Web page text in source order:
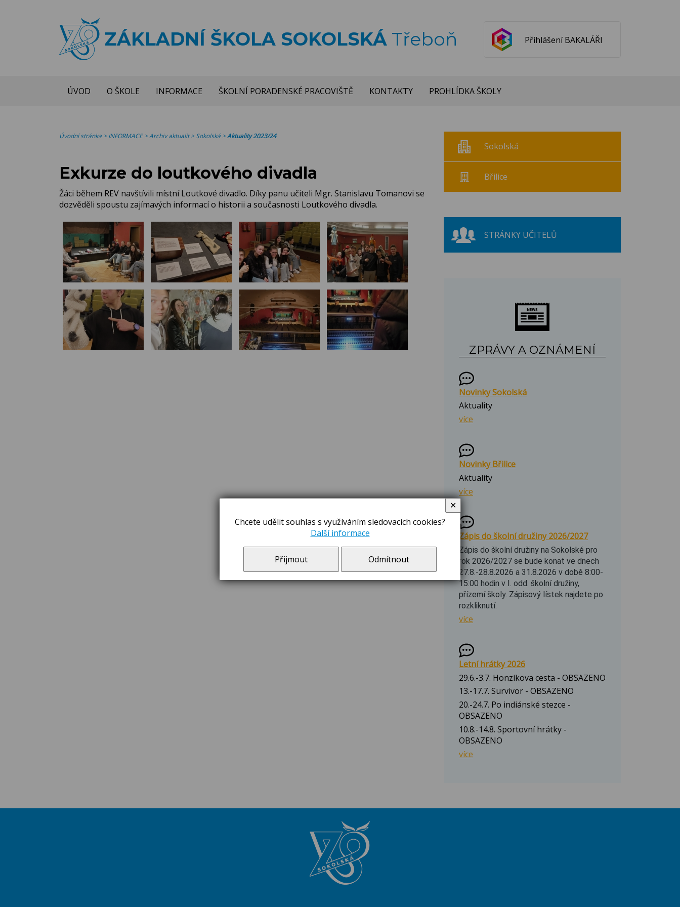
ZÁKLADNÍ ŠKOLA SOKOLSKÁ Třeboň Přihlášení BAKALÁŘI
ÚVOD O ŠKOLE INFORMACE ŠKOLNÍ PORADENSKÉ PRACOVIŠTĚ KONTAKTY PROHLÍDKA ŠKOLY
Úvodní stránka >INFORMACE>Archiv aktualit>Sokolská >Aktuality 2023/24
Exkurze do loutkového divadla
Žáci během REV navštívili místní Loutkové divadlo. Díky panu učiteli Mgr. Stanislavu Tomanovi se
dozvěděli spoustu zajímavých informací o historii a současnosti Loutkového divadla.
Sokolská
Břilice
STRÁNKY UČITELŮ
ZPRÁVY A OZNÁMENÍ
Novinky Sokolská
Aktuality
více
Novinky Břilice
Aktuality
více
Zápis do školní družiny 2026/2027
Zápis do školní družiny na Sokolské pro
rok 2026/2027 se bude konat ve dnech
27.8.-28.8.2026 a 31.8.2026 v době 8:00-
15:00 hodin v I. odd. školní družiny,
přízemí školy. Zápisový lístek najdete po
rozkliknutí.
více
Letní hrátky 2026
29.6.-3.7. Honzíkova cesta - OBSAZENO
13.-17.7. Survivor - OBSAZENO
20.-24.7. Po indiánské stezce -
OBSAZENO
10.8.-14.8. Sportovní hrátky -
OBSAZENO
více
Chcete udělit souhlas s využíváním sledovacích cookies?
Další informace
Přijmout Odmítnout
✕